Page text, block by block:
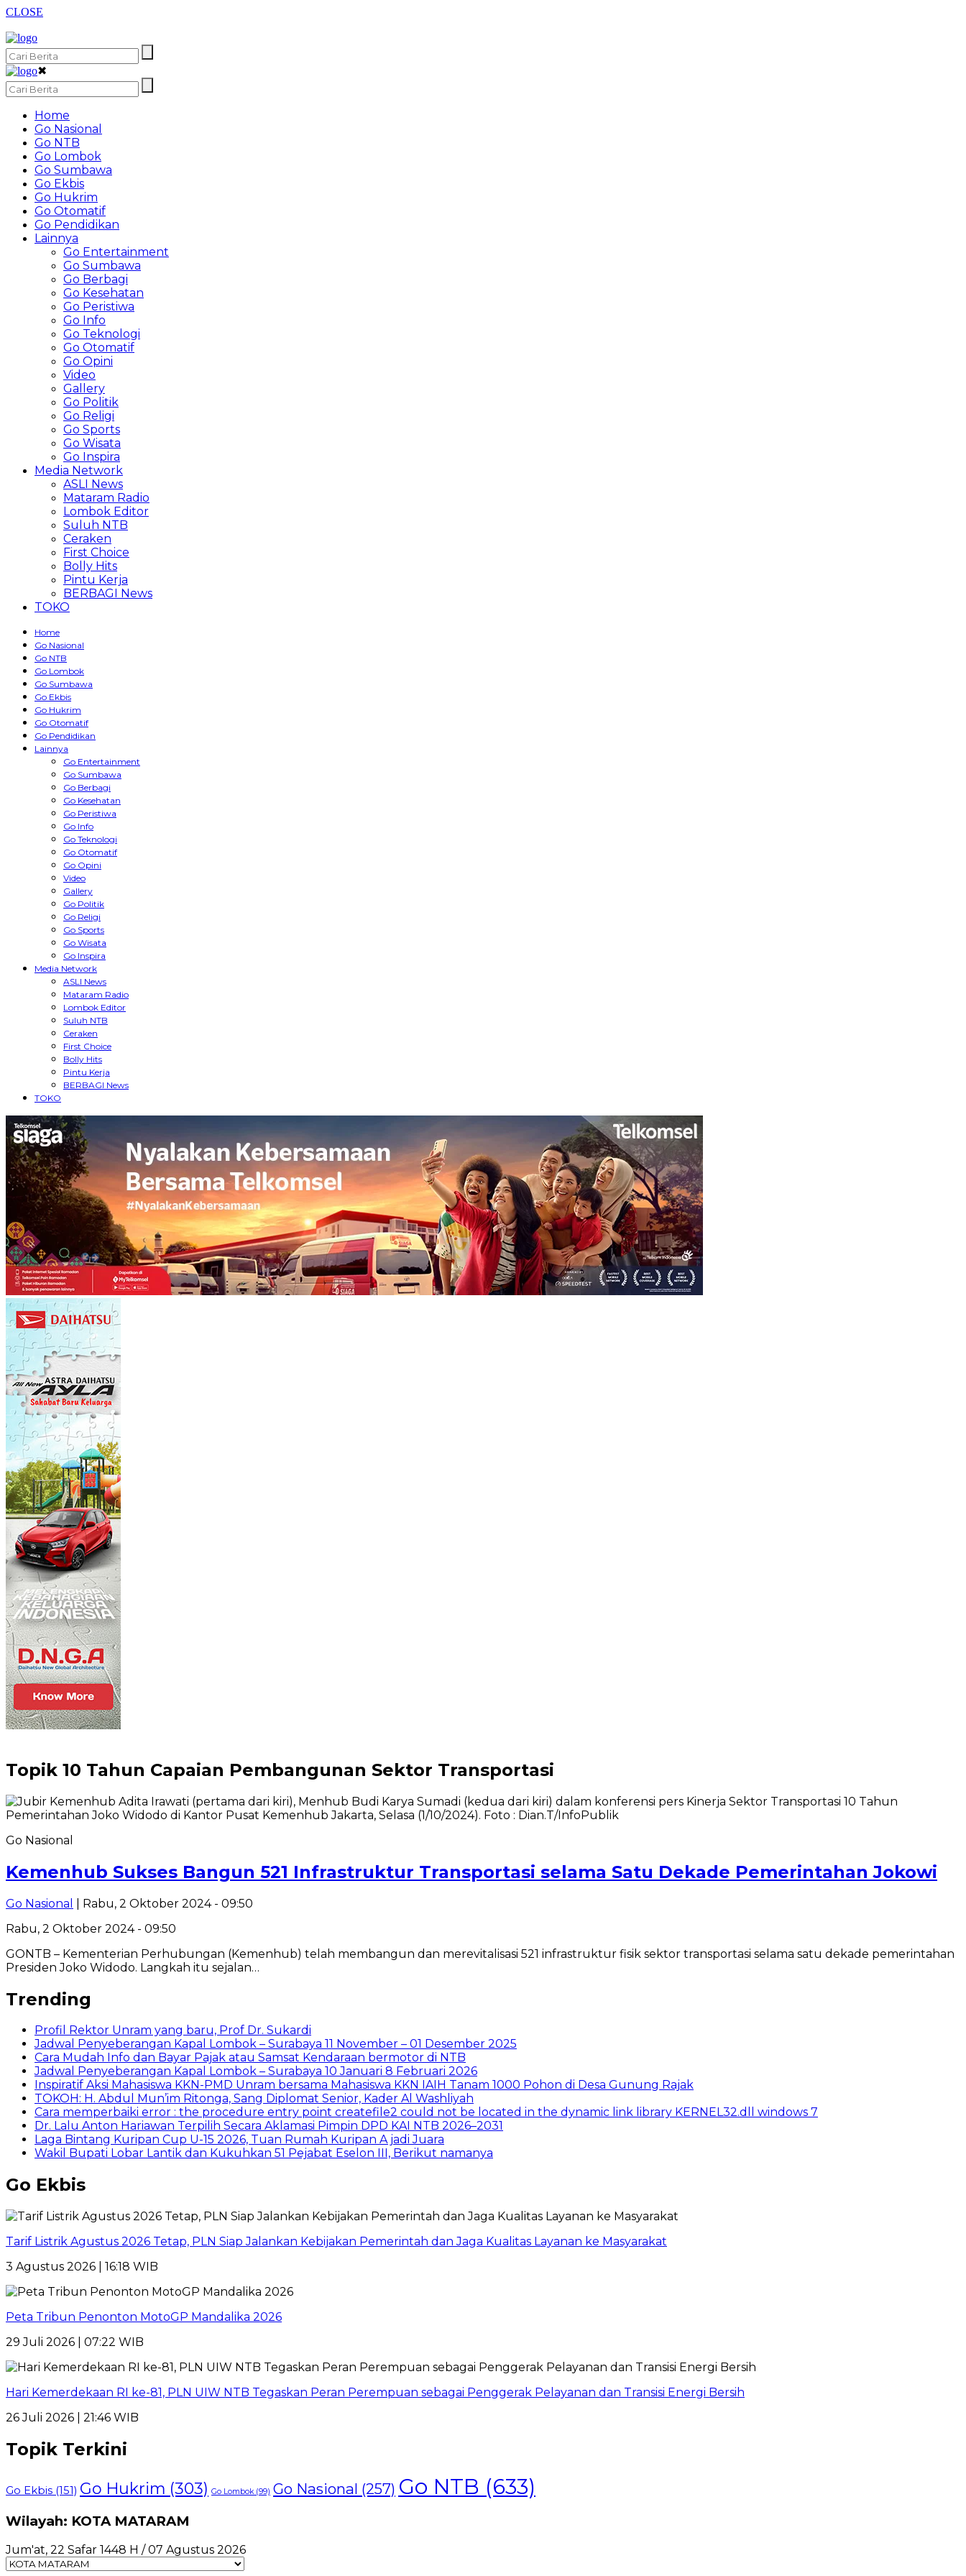
CLOSE
✖
Home
Go Nasional
Go NTB
Go Lombok
Go Sumbawa
Go Ekbis
Go Hukrim
Go Otomatif
Go Pendidikan
Lainnya
Go Entertainment
Go Sumbawa
Go Berbagi
Go Kesehatan
Go Peristiwa
Go Info
Go Teknologi
Go Otomatif
Go Opini
Video
Gallery
Go Politik
Go Religi
Go Sports
Go Wisata
Go Inspira
Media Network
ASLI News
Mataram Radio
Lombok Editor
Suluh NTB
Ceraken
First Choice
Bolly Hits
Pintu Kerja
BERBAGI News
TOKO
Home
Go Nasional
Go NTB
Go Lombok
Go Sumbawa
Go Ekbis
Go Hukrim
Go Otomatif
Go Pendidikan
Lainnya
Go Entertainment
Go Sumbawa
Go Berbagi
Go Kesehatan
Go Peristiwa
Go Info
Go Teknologi
Go Otomatif
Go Opini
Video
Gallery
Go Politik
Go Religi
Go Sports
Go Wisata
Go Inspira
Media Network
ASLI News
Mataram Radio
Lombok Editor
Suluh NTB
Ceraken
First Choice
Bolly Hits
Pintu Kerja
BERBAGI News
TOKO
Topik 10 Tahun Capaian Pembangunan Sektor Transportasi
Go Nasional
Kemenhub Sukses Bangun 521 Infrastruktur Transportasi selama Satu Dekade Pemerintahan Jokowi
Go Nasional
| Rabu, 2 Oktober 2024 - 09:50
Rabu, 2 Oktober 2024 - 09:50
GONTB – Kementerian Perhubungan (Kemenhub) telah membangun dan merevitalisasi 521 infrastruktur fisik sektor transportasi selama satu dekade pemerintahan
Presiden Joko Widodo. Langkah itu sejalan…
Trending
Profil Rektor Unram yang baru, Prof Dr. Sukardi
Jadwal Penyeberangan Kapal Lombok – Surabaya 11 November – 01 Desember 2025
Cara Mudah Info dan Bayar Pajak atau Samsat Kendaraan bermotor di NTB
Jadwal Penyeberangan Kapal Lombok – Surabaya 10 Januari 8 Februari 2026
Inspiratif Aksi Mahasiswa KKN-PMD Unram bersama Mahasiswa KKN IAIH Tanam 1000 Pohon di Desa Gunung Rajak
TOKOH: H. Abdul Mun’im Ritonga, Sang Diplomat Senior, Kader Al Washliyah
Cara memperbaiki error : the procedure entry point createfile2 could not be located in the dynamic link library KERNEL32.dll windows 7
Dr. Lalu Anton Hariawan Terpilih Secara Aklamasi Pimpin DPD KAI NTB 2026–2031
Laga Bintang Kuripan Cup U-15 2026, Tuan Rumah Kuripan A jadi Juara
Wakil Bupati Lobar Lantik dan Kukuhkan 51 Pejabat Eselon III, Berikut namanya
Go Ekbis
Tarif Listrik Agustus 2026 Tetap, PLN Siap Jalankan Kebijakan Pemerintah dan Jaga Kualitas Layanan ke Masyarakat
3 Agustus 2026 | 16:18 WIB
Peta Tribun Penonton MotoGP Mandalika 2026
29 Juli 2026 | 07:22 WIB
Hari Kemerdekaan RI ke-81, PLN UIW NTB Tegaskan Peran Perempuan sebagai Penggerak Pelayanan dan Transisi Energi Bersih
26 Juli 2026 | 21:46 WIB
Topik Terkini
Go Ekbis (151) Go Hukrim (303) Go Lombok(99) Go Nasional (257) Go NTB (633)
Wilayah: KOTA MATARAM
Jum'at, 22 Safar 1448 H / 07 Agustus 2026